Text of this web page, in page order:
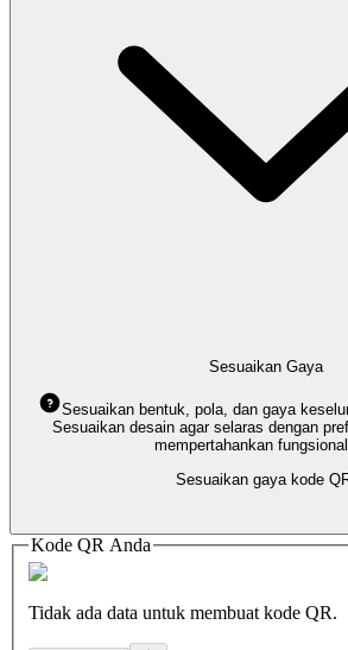
Sesuaikan Gaya
Sesuaikan bentuk, pola, dan gaya
Sesuaikan desain agar selaras dengan
mempertahankan
Sesuaikan gaya kode
Kode QR Anda
Tidak ada data untuk membuat kode QR.